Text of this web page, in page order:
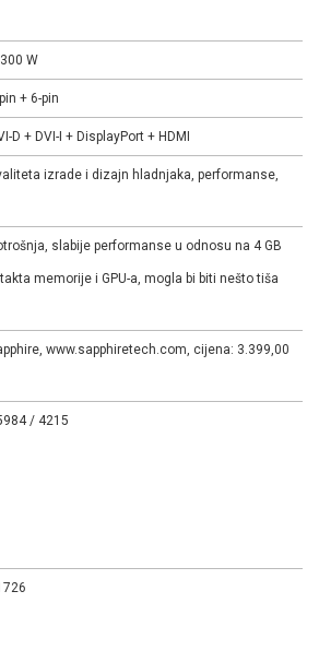
W
+ 6-pin
D + DVI-I + DisplayPort + HDMI
izrade i dizajn hladnjaka, performanse,
slabije performanse u odnosu na 4 GB
memorije i GPU-a, mogla bi biti nešto tiša
www.sapphiretech.com, cijena: 3.399,00
/ 4215